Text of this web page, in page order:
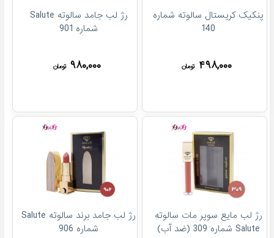
پنکیک کریستال سالوته شماره
140
۴۹۸,۰۰۰ تومان
رژ لب جامد سالوته Salute
شماره 901
۹۸۰,۰۰۰ تومان
رژ لب مایع سوپر مات سالوته
Salute شماره 309 (ضد آب)
رژ لب جامد برند سالوته Salute
شماره 906